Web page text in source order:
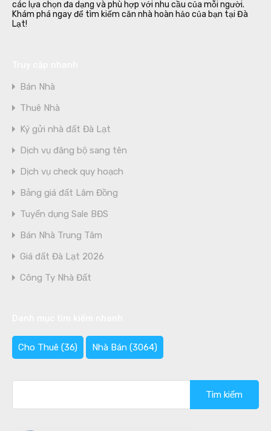
các lựa chọn đa dạng và phù hợp với nhu cầu của mỗi người.
Khám phá ngay để tìm kiếm căn nhà hoàn hảo của bạn tại Đà
Lạt!
Bán Nhà
Thuê Nhà
Ký gửi nhà đất Đà Lạt
Dịch vụ đăng bộ sang tên
Dịch vụ check quy hoạch
Bảng giá đất Lâm Đồng
Tuyển dụng Sale BĐS
Bán Nhà Trung Tâm
Giá đất Đà Lạt 2026
Công Ty Nhà Đất
Cho Thuê (36) Nhà Bán (3064)
kiếm
cho: